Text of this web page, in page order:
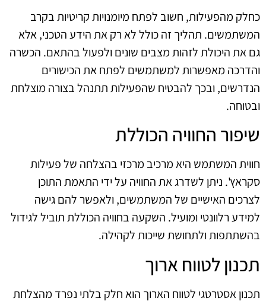
כחלק מהפעילות, חשוב לפתח מיומנויות קריטיות בקרב
המשתמשים. תהליך זה כולל לא רק את הידע הטכני, אלא
גם את היכולת לזהות מצבים שונים ולפעול בהתאם. הכשרה
והדרכה מאפשרות למשתמשים לפתח את הכישורים
הנדרשים, ובכך להבטיח שהפעילות תתנהל בצורה מוצלחת
ובטוחה.
שיפור החוויה הכוללת
חווית המשתמש היא מרכיב מרכזי בהצלחה של פעילות
סקראץ'. ניתן לשדרג את החוויה על ידי התאמת התוכן
לצרכים האישיים של המשתמשים, ולאפשר להם גישה
למידע רלוונטי ומועיל. השקעה בחוויה הכוללת תוביל לגידול
בהשתתפות ולתחושת שייכות לקהילה.
תכנון לטווח ארוך
תכנון אסטרטגי לטווח הארוך הוא חלק בלתי נפרד מהצלחת